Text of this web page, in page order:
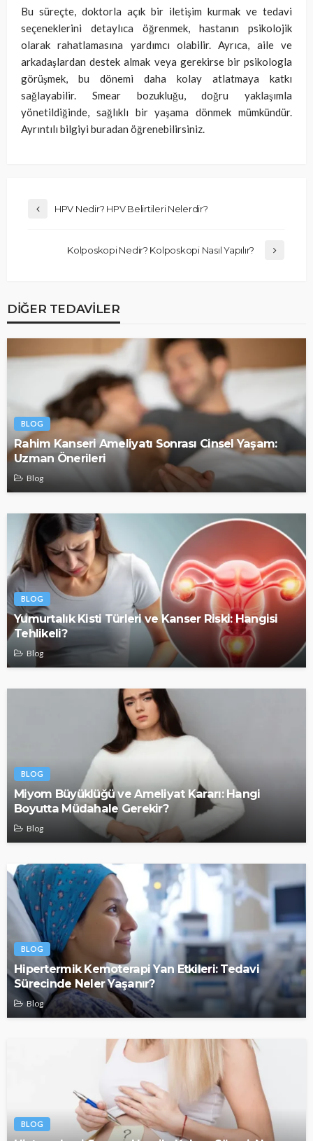
Bu süreçte, doktorla açık bir iletişim kurmak ve tedavi
seçeneklerini detaylıca öğrenmek, hastanın psikolojik
olarak rahatlamasına yardımcı olabilir. Ayrıca, aile ve
arkadaşlardan destek almak veya gerekirse bir psikologla
görüşmek, bu dönemi daha kolay atlatmaya katkı
sağlayabilir. Smear bozukluğu, doğru yaklaşımla
yönetildiğinde, sağlıklı bir yaşama dönmek mümkündür.
Ayrıntılı bilgiyi buradan öğrenebilirsiniz.
HPV Nedir? HPV Belirtileri Nelerdir?
Kolposkopi Nedir? Kolposkopi Nasıl Yapılır?
DIĞER TEDAVILER
BLOG
Rahim Kanseri Ameliyatı Sonrası Cinsel Yaşam:
Uzman Önerileri
Blog
BLOG
Yumurtalık Kisti Türleri ve Kanser Riski: Hangisi
Tehlikeli?
Blog
BLOG
Miyom Büyüklüğü ve Ameliyat Kararı: Hangi
Boyutta Müdahale Gerekir?
Blog
BLOG
Hipertermik Kemoterapi Yan Etkileri: Tedavi
Sürecinde Neler Yaşanır?
Blog
BLOG